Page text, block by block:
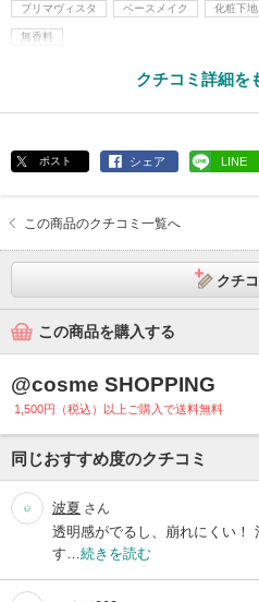
プリマヴィスタ ベースメイク 化粧下
無香料
クチコミ詳細を
ポスト シェア LINE
この商品のクチコミ一覧へ
クチ
この商品を購入する
@cosme SHOPPING
1,500円（税込）以上ご購入で送料無料
同じおすすめ度のクチコミ
波夏 さん
透明感がでるし、崩れにくい！
す… 続きを読む